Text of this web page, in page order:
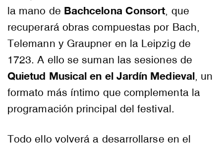
la mano de Bachcelona Consort, que
recuperará obras compuestas por Bach,
Telemann y Graupner en la Leipzig de
1723. A ello se suman las sesiones de
Quietud Musical en el Jardín Medieval, un
formato más íntimo que complementa la
programación principal del festival.
Todo ello volverá a desarrollarse en el